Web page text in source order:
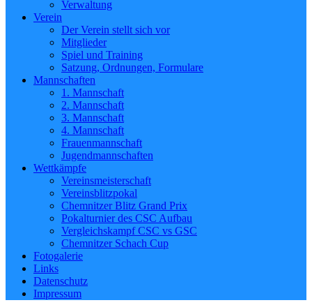
Verwaltung
Verein
Der Verein stellt sich vor
Mitglieder
Spiel und Training
Satzung, Ordnungen, Formulare
Mannschaften
1. Mannschaft
2. Mannschaft
3. Mannschaft
4. Mannschaft
Frauenmannschaft
Jugendmannschaften
Wettkämpfe
Vereinsmeisterschaft
Vereinsblitzpokal
Chemnitzer Blitz Grand Prix
Pokalturnier des CSC Aufbau
Vergleichskampf CSC vs GSC
Chemnitzer Schach Cup
Fotogalerie
Links
Datenschutz
Impressum